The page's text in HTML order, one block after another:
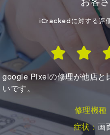
iCrackedに対する評
初めての利用でしたが、
有難うございました
修理機種
症状：バッテ